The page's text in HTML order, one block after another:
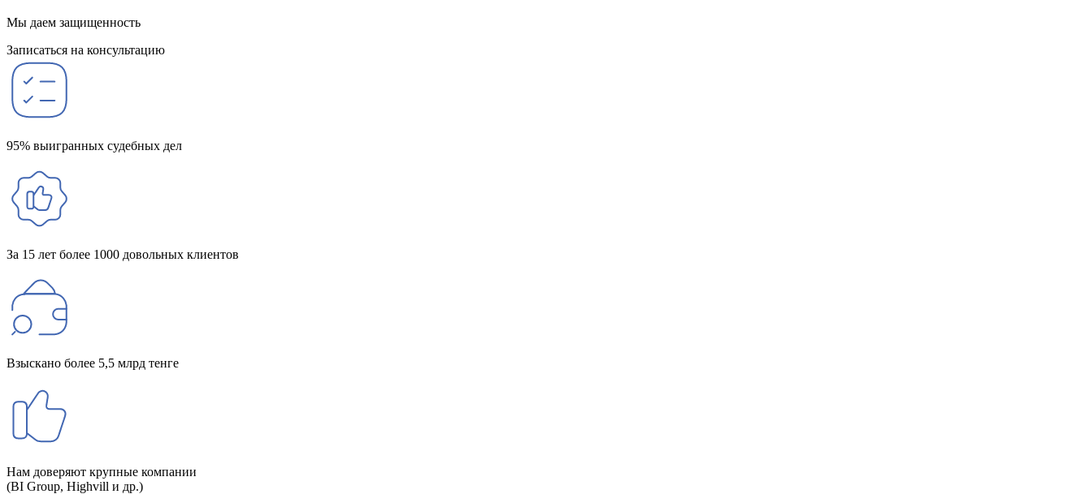
Мы даем защищенность
Записаться на консультацию
95% выигранных судебных дел
За 15 лет более 1000 довольных клиентов
Взыскано более 5,5 млрд тенге
Нам доверяют крупные компании
(BI Group, Highvill и др.)